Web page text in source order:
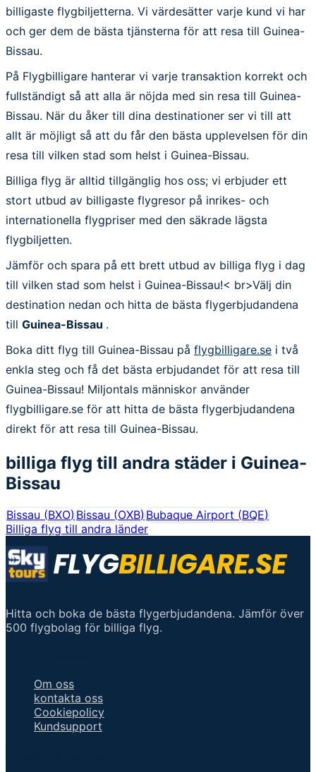
billigaste flygbiljetterna. Vi värdesätter varje kund vi har
och ger dem de bästa tjänsterna för att resa till Guinea-
Bissau.
På Flygbilligare hanterar vi varje transaktion korrekt och
fullständigt så att alla är nöjda med sin resa till Guinea-
Bissau. När du åker till dina destinationer ser vi till att
allt är möjligt så att du får den bästa upplevelsen för din
resa till vilken stad som helst i Guinea-Bissau.
Billiga flyg är alltid tillgänglig hos oss; vi erbjuder ett
stort utbud av billigaste flygresor på inrikes- och
internationella flygpriser med den säkrade lägsta
flygbiljetten.
Jämför och spara på ett brett utbud av billiga flyg i dag
till vilken stad som helst i Guinea-Bissau!< br>Välj din
destination nedan och hitta de bästa flygerbjudandena
till Guinea-Bissau .
Boka ditt flyg till Guinea-Bissau på flygbilligare.se i två
enkla steg och få det bästa erbjudandet för att resa till
Guinea-Bissau! Miljontals människor använder
flygbilligare.se för att hitta de bästa flygerbjudandena
direkt för att resa till Guinea-Bissau.
billiga flyg till andra städer i Guinea-
Bissau
Bissau (BXO)Bissau (OXB)Bubaque Airport (BQE)
Billiga flyg till andra länder
Hitta och boka de bästa flygerbjudandena. Jämför över
500 flygbolag för billiga flyg.
Om oss
kontakta oss
Cookiepolicy
Kundsupport